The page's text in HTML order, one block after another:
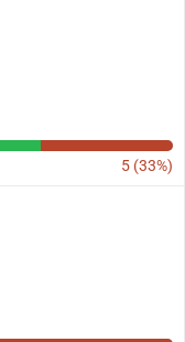
5 (33%)